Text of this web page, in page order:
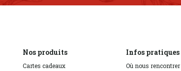
Nos produits
Cartes cadeaux
Infos pratiques
Où nous rencontrer